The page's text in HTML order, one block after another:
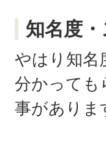
知名度
やはり知名
分かっても
事がありま